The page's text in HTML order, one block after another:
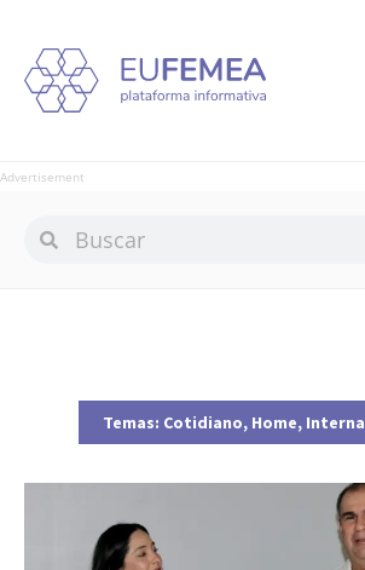
Advertisement
Temas: Cotidiano, Home, Interna